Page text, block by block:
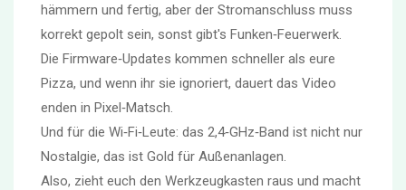
hämmern und fertig, aber der Stromanschluss muss
korrekt gepolt sein, sonst gibt's Funken‑Feuerwerk.
Die Firmware‑Updates kommen schneller als eure
Pizza, und wenn ihr sie ignoriert, dauert das Video
enden in Pixel‑Matsch.
Und für die Wi‑Fi‑Leute: das 2,4‑GHz‑Band ist nicht nur
Nostalgie, das ist Gold für Außenanlagen.
Also, zieht euch den Werkzeugkasten raus und macht